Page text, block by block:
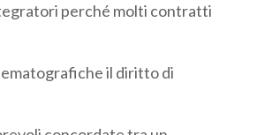
perché molti contratti
il diritto di